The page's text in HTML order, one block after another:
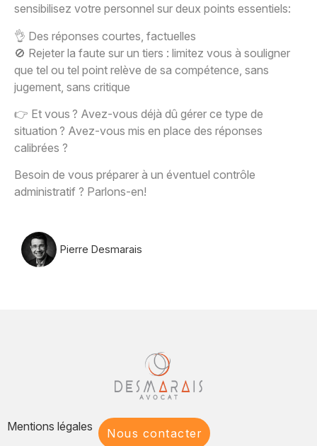
sensibilisez votre personnel sur deux points essentiels:
👌 Des réponses courtes, factuelles
🚫 Rejeter la faute sur un tiers : limitez vous à souligner
que tel ou tel point relève de sa compétence, sans
jugement, sans critique
👉 Et vous ? Avez-vous déjà dû gérer ce type de
situation ? Avez-vous mis en place des réponses
calibrées ?
Besoin de vous préparer à un éventuel contrôle
administratif ? Parlons-en!
Pierre Desmarais
Mentions légales Nous contacter